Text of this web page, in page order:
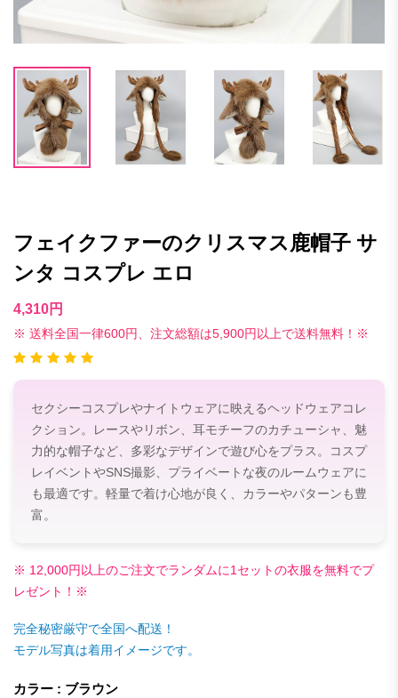
フェイクファーのクリスマス鹿帽子 サ
ンタ コスプレ エロ
4,310円
※ 送料全国一律600円、注文総額は5,900円以上で送料無料！※
セクシーコスプレやナイトウェアに映えるヘッドウェアコレ
クション。レースやリボン、耳モチーフのカチューシャ、魅
力的な帽子など、多彩なデザインで遊び心をプラス。コスプ
レイベントやSNS撮影、プライベートな夜のルームウェアに
も最適です。軽量で着け心地が良く、カラーやパターンも豊
富。
※ 12,000円以上のご注文でランダムに1セットの衣服を無料でプ
レゼント！※
完全秘密厳守で全国へ配送！
モデル写真は着用イメージです。
カラー : ブラウン